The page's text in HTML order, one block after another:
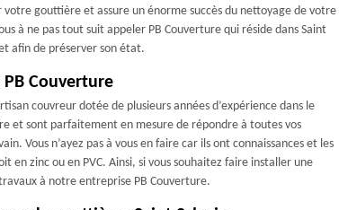
gouttière et assure un énorme succès du nettoyage de votre
à ne pas tout suit appeler PB Couverture qui réside dans Saint
afin de préserver son état.
Couverture
couvreur dotée de plusieurs années d’expérience dans le
et sont parfaitement en mesure de répondre à toutes vos
Vous n’ayez pas à vous en faire car ils ont connaissances et les
en zinc ou en PVC. Ainsi, si vous souhaitez faire installer une
à notre entreprise PB Couverture.